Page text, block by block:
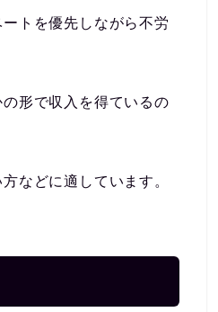
ートを優先しながら不労
形で収入を得ているの
などに適しています。